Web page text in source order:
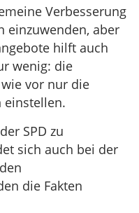
Verbesserung
einzuwenden, aber
hilft auch
wenig: die
vor nur die
einstellen.
SPD zu
sich auch bei der
die Fakten